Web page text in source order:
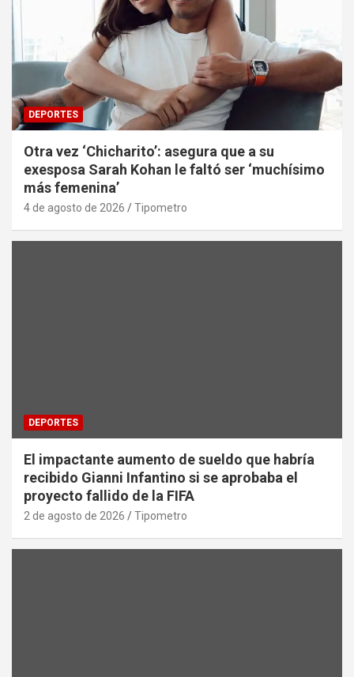
DEPORTES
Otra vez ‘Chicharito’: asegura que a su
exesposa Sarah Kohan le faltó ser ‘muchísimo
más femenina’
4 de agosto de 2026 Tipometro
DEPORTES
El impactante aumento de sueldo que habría
recibido Gianni Infantino si se aprobaba el
proyecto fallido de la FIFA
2 de agosto de 2026 Tipometro